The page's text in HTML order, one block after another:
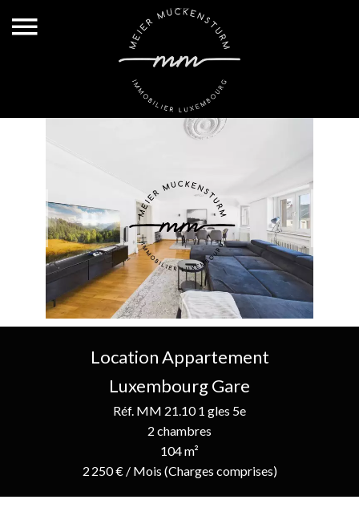
Location Appartement
Luxembourg Gare
Réf. MM 21.10 1 gles 5e
2 chambres
104 m²
2 250 € / Mois (Charges comprises)